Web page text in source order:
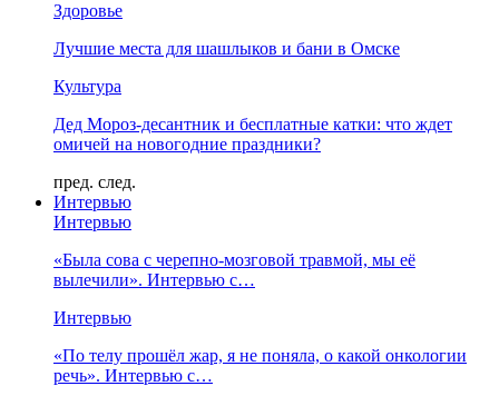
Здоровье
Лучшие места для шашлыков и бани в Омске
Культура
Дед Мороз-десантник и бесплатные катки: что ждет
омичей на новогодние праздники?
пред. след.
Интервью
Интервью
«Была сова с черепно-мозговой травмой, мы её
вылечили». Интервью с…
Интервью
«По телу прошёл жар, я не поняла, о какой онкологии
речь». Интервью с…